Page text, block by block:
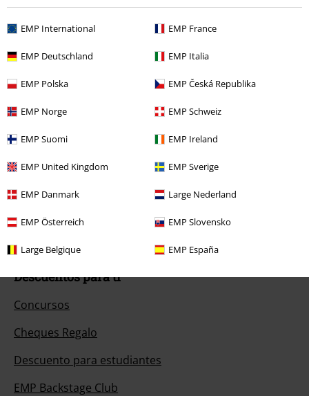
EMP International EMP France
EMP Deutschland EMP Italia
EMP Polska EMP Česká Republika
EMP Norge EMP Schweiz
EMP Suomi EMP Ireland
EMP United Kingdom EMP Sverige
EMP Danmark Large Nederland
EMP Österreich EMP Slovensko
Large Belgique EMP España
Descuentos para ti
Concursos
Cheques Regalo
Descuento para estudiantes
EMP Backstage Club